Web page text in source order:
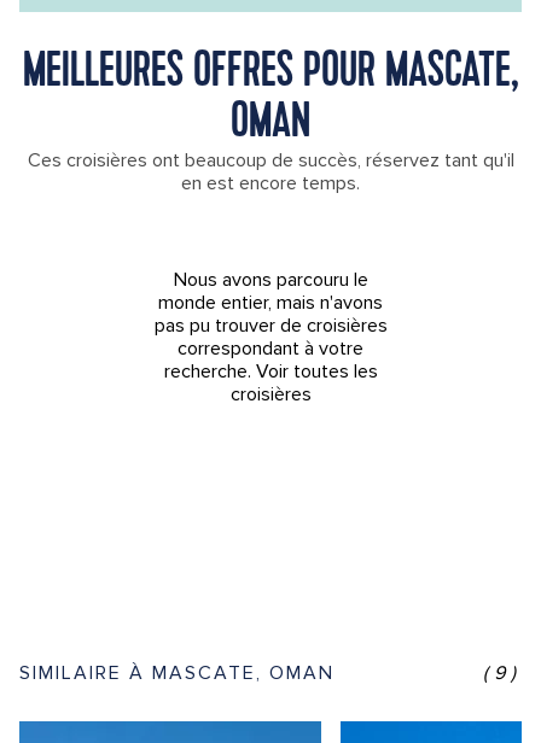
MEILLEURES OFFRES POUR MASCATE,
OMAN
Ces croisières ont beaucoup de succès, réservez tant qu'il
en est encore temps.
Nous avons parcouru le
monde entier, mais n'avons
pas pu trouver de croisières
correspondant à votre
recherche. Voir toutes les
croisières
SIMILAIRE À MASCATE, OMAN (9)